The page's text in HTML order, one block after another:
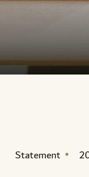
Statement